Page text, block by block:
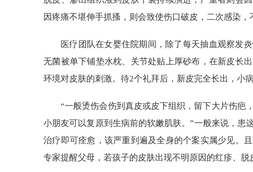
因疼痛不堪伸手抓搔，则会致使伤口破皮，二次感染，
医疗团队在女婴住院期间，除了每天抽血观察发
无菌被单下铺垫水枕、关节处贴上厚砂布，在新皮长
环境对皮肤的刺激。待2个礼拜后，新皮完全长出，小
“一般烫伤会伤到真皮或皮下组织，留下大片伤疤
小朋友可以复原到生病前的软嫩肌肤。”一般来说，患
治疗即可痊愈，该严重到遍及全身的个案实属少见。
专家提醒父母，若孩子的皮肤出现不明原因的红疹、脱